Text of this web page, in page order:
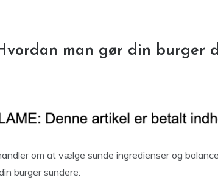
man gør din burger
om at vælge sunde ingredienser og
burger sundere: